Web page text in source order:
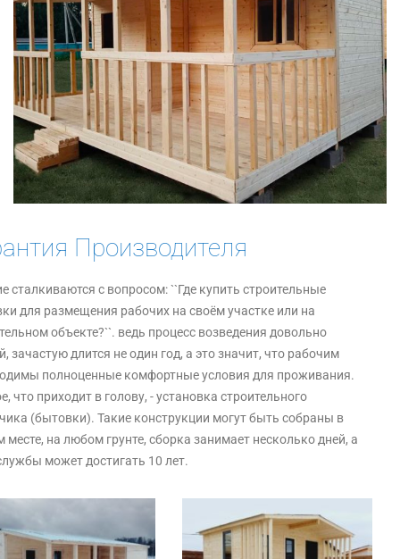
Производителя
сталкиваются с вопросом: ``Где купить строительные
для размещения рабочих на своём участке или на
объекте?``. ведь процесс возведения довольно
зачастую длится не один год, а это значит, что рабочим
полноценные комфортные условия для проживания.
что приходит в голову, - установка строительного
(бытовки). Такие конструкции могут быть собраны в
месте, на любом грунте, сборка занимает несколько дней, а
может достигать 10 лет.